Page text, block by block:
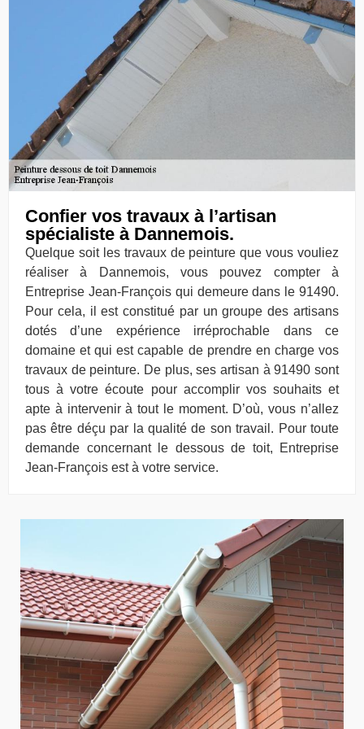
Confier vos travaux à l’artisan
spécialiste à Dannemois.
Quelque soit les travaux de peinture que vous vouliez
réaliser à Dannemois, vous pouvez compter à
Entreprise Jean-François qui demeure dans le 91490.
Pour cela, il est constitué par un groupe des artisans
dotés d’une expérience irréprochable dans ce
domaine et qui est capable de prendre en charge vos
travaux de peinture. De plus, ses artisan à 91490 sont
tous à votre écoute pour accomplir vos souhaits et
apte à intervenir à tout le moment. D’où, vous n’allez
pas être déçu par la qualité de son travail. Pour toute
demande concernant le dessous de toit, Entreprise
Jean-François est à votre service.